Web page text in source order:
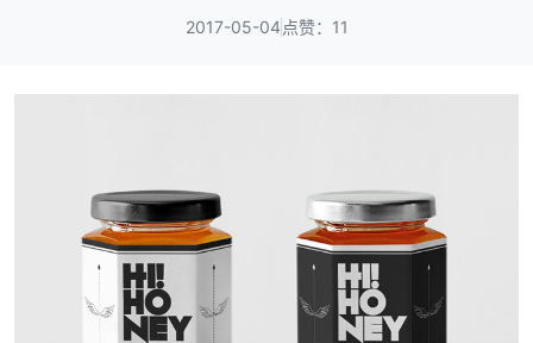
2017-05-04 点赞：11